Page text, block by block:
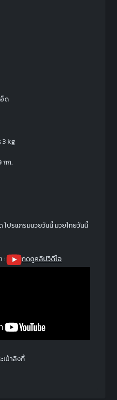
ด
3 kg
กก.
: กดดูคลิปวิดีโอ
เป๋าลิงกี้